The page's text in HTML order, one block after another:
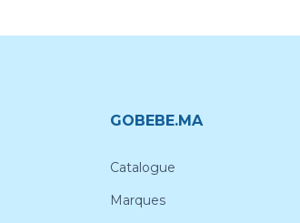
GOBEBE.MA
Catalogue
Marques